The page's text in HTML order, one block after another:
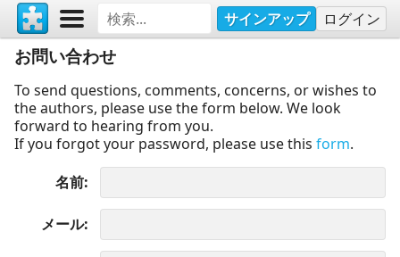
サインアップ ログイン
お問い合わせ
To send questions, comments, concerns, or wishes to
the authors, please use the form below. We look
forward to hearing from you.
If you forgot your password, please use this form.
名前
メール